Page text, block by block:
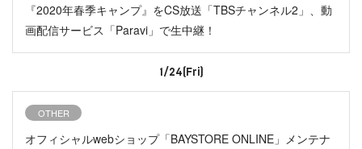
『2020年春季キャンプ』をCS放送「TBSチャンネル2」、動
画配信サービス「Paravi」で生中継！
1/24(Fri)
OTHER
オフィシャルwebショップ「BAYSTORE ONLINE」メンテナ